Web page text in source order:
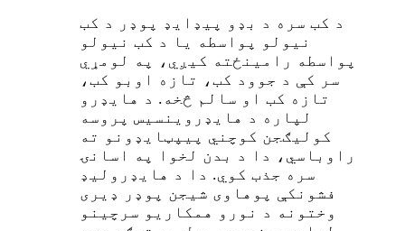
د کب سره د بډو پیډایډ پوډر د کب
نیولو پواسطه یا د کب نیولو
پواسطه رامینځته کیږي، په لومړي
سر کې د جوود کب، تازه اوبو کب،
تازه کب او سالم څخه. د هایډرو
لپاره د هایډروینسیس پروسه
کولیګجن کوچني پیپټایډونو ته
راوباسي، دا د بدن لخوا په اسانۍ
سره جذب کوي. دا د هایډرولیډ
فشونکې پوهاوی شيجن پوډر ډیری
وختونه د نورو همکاریو سرچینو